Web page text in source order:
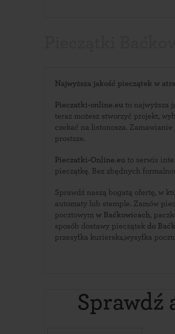
Najwyższa jakość pieczątek w
Pieczatki-online.eu to najwyższa
teraz możesz stworzyć projekt,
czekać na listonosza. Zamawianie pieczątek do Baćkowic nigdy nie było
prostsze.
Pieczatki-Online.eu
pieczątkę. Bez zbędnych
Sprawdź naszą bogatą ofertę, w
automaty lub stemple. Zamów pieczątki online i odbierz ją w urzędzie
pocztowym w Baćkowicach,
sposób dostawy pieczątek do
przesyłka kurierska,wysyłka
Sprawdź